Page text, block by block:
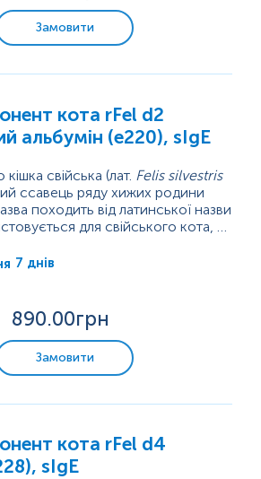
Замовити
кота rFel d2
альбумін (e220), sIgE
кішка свійська (лат. Felis silvestris
ссавець ряду хижих родини
походить від латинської назви
для свійського кота, на
та є найпоширенішою
інгаляційних алергенів у...
7 днів
890.00грн
Замовити
кота rFel d4
sIgE